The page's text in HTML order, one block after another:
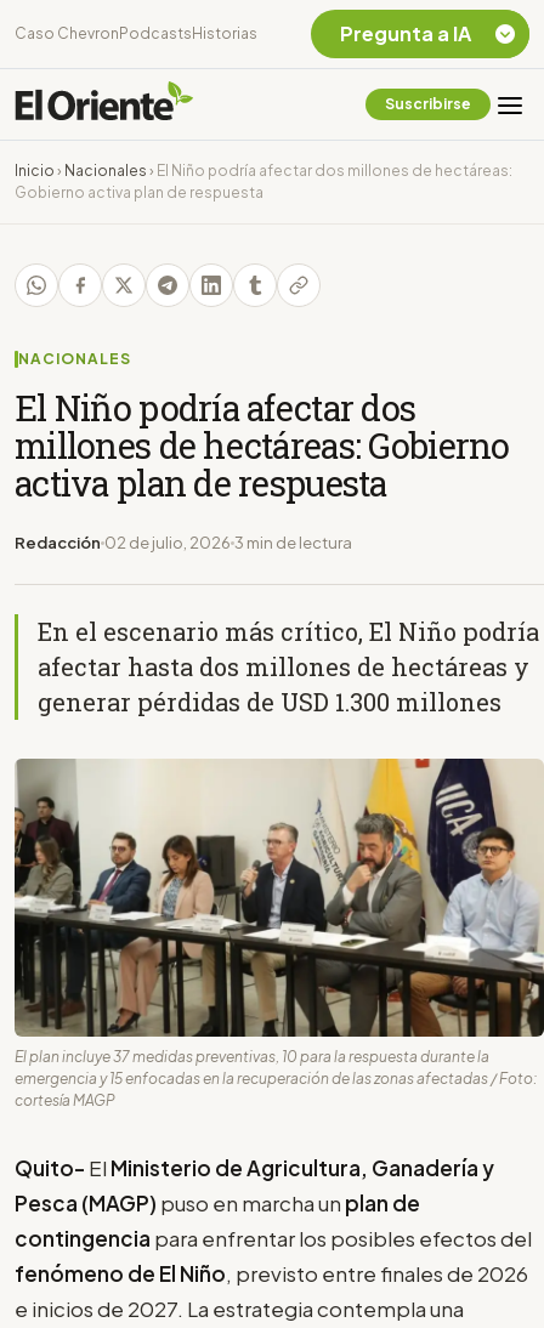
Caso Chevron Podcasts Historias
Suscribirse
Inicio › Nacionales › El Niño podría afectar dos millones de hectáreas:
Gobierno activa plan de respuesta
NACIONALES
El Niño podría afectar dos
millones de hectáreas: Gobierno
activa plan de respuesta
Redacción 02 de julio, 2026 3 min de lectura
En el escenario más crítico, El Niño podría
afectar hasta dos millones de hectáreas y
generar pérdidas de USD 1.300 millones
El plan incluye 37 medidas preventivas, 10 para la respuesta durante la
emergencia y 15 enfocadas en la recuperación de las zonas afectadas / Foto:
cortesía MAGP
Quito- El Ministerio de Agricultura, Ganadería y
Pesca (MAGP) puso en marcha un plan de
contingencia para enfrentar los posibles efectos del
fenómeno de El Niño, previsto entre finales de 2026
e inicios de 2027. La estrategia contempla una
Pregunta a IA
Chevron Ecuador